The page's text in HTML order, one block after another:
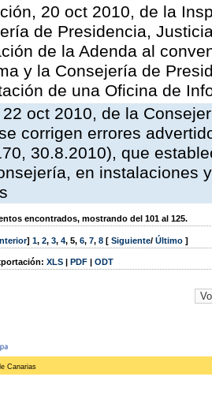
20 oct 2010, de la
de Presidencia,
de la Adenda al
y la Consejería de
de una Oficina de
22 oct 2010, de la
corrigen errores
30.8.2010), que
en instalaciones
encontrados, mostrando del 101 al 125.
] 1, 2, 3, 4, 5, 6, 7, 8 [ Siguiente/ Último ]
XLS | PDF | ODT
Canarias